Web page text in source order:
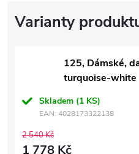
125, Dámské,
turquoise-white
Skladem (1 KS)
EAN: 4028173322138
2 540 Kč
1 778 Kč